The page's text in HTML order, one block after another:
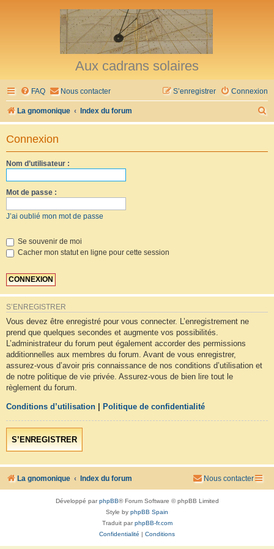
Aux cadrans solaires
FAQ Nous contacter Connexion
S’enregistrer
La gnomonique Index du forum
e
Connexion
Nom d’utilisateur :
Mot de passe :
J’ai oublié mon mot de passe
Se souvenir de moi
Cacher mon statut en ligne pour cette session
S’ENREGISTRER
Vous devez être enregistré pour vous connecter. L’enregistrement ne
prend que quelques secondes et augmente vos possibilités.
L’administrateur du forum peut également accorder des permissions
additionnelles aux membres du forum. Avant de vous enregistrer,
assurez-vous d’avoir pris connaissance de nos conditions d’utilisation et
de notre politique de vie privée. Assurez-vous de bien lire tout le
règlement du forum.
Conditions d’utilisation Politique de confidentialité
S’ENREGISTRER
La gnomonique Index du forum Nous contacter
Développé parphpBB® Forum Software © phpBB Limited
Style by phpBB Spain
Traduit parphpBB-fr.com
Confidentialité
Conditions